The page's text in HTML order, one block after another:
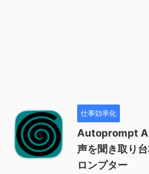
仕事効率化
Autoprompt
声を聞き取り
ロンプター